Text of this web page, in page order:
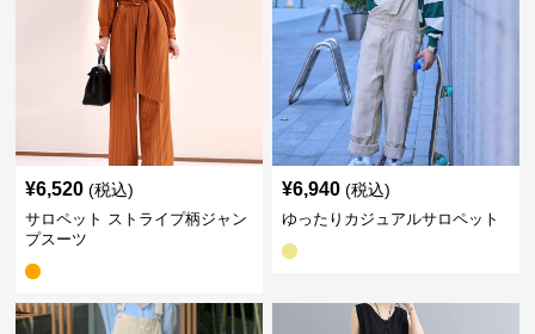
¥6,520 (税込)
サロペット ストライプ柄ジャン
プスーツ
¥6,940 (税込)
ゆったりカジュアルサロペット